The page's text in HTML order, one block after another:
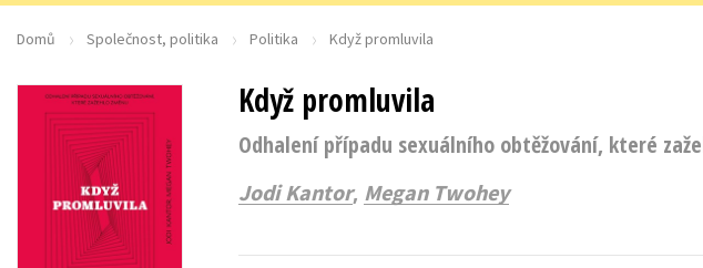
NOVÝ VÝPRODEJ -70 %
ASTERIX S DÁRKEM
🎁DÁRKOVÉ PUBLIKACE
✉️ DÁRKOVÉ POUKAZY
Auto - moto
Dárkové publikace
Digitální fotografie
Esoterika a duchovní svět
Historie a military
Populárně - naučná
Domů Společnost, politika Politika Když promluvila
Když promluvila
Odhalení případu sexuálního obtěžování, které
Jodi Kantor, Megan Twohey